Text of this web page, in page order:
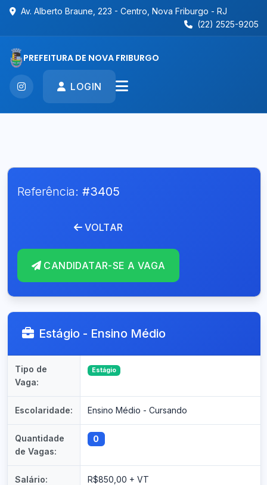
Av. Alberto Braune, 223 - Centro, Nova Friburgo - RJ
(22) 2525-9205
PREFEITURA DE NOVA FRIBURGO
LOGIN
Referência: #3405
VOLTAR
CANDIDATAR-SE A VAGA
Estágio - Ensino Médio
Tipo de
Vaga:
Estágio
Escolaridade: Ensino Médio - Cursando
Quantidade
de Vagas:
0
Salário: R$850,00 + VT